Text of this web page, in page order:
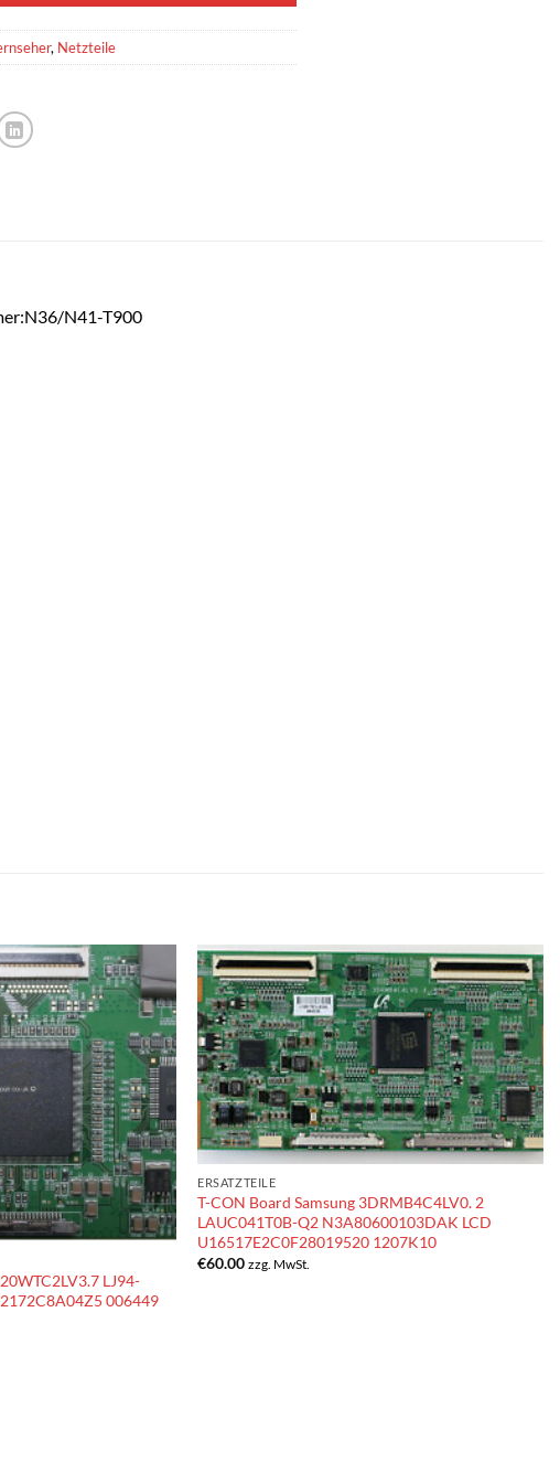
, Netzteile
N41-T900
LJ94-
006449
ERSATZTEILE
T-CON Board Samsung 3DRMB4C4LV0. 2
LAUC041T0B-Q2 N3A80600103DAK LCD
U16517E2C0F28019520 1207K10
€60.00 zzg. MwSt.